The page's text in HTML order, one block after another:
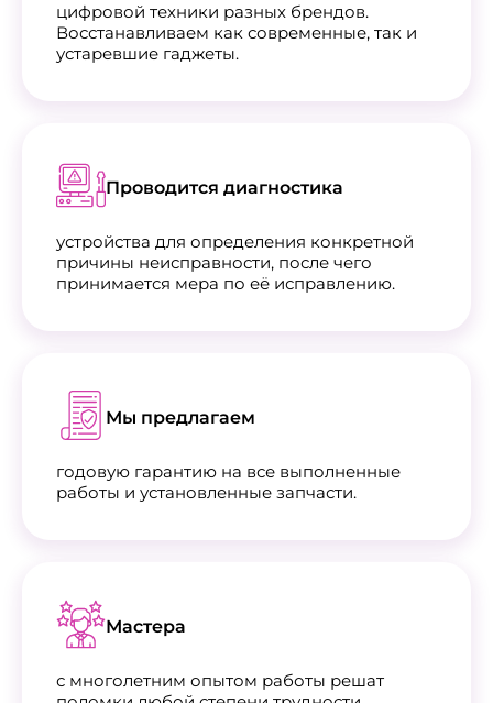
цифровой техники разных брендов.
Восстанавливаем как современные, так и
устаревшие гаджеты.
Проводится диагностика
устройства для определения конкретной
причины неисправности, после чего
принимается мера по её исправлению.
Мы предлагаем
годовую гарантию на все выполненные
работы и установленные запчасти.
Мастера
с многолетним опытом работы решат